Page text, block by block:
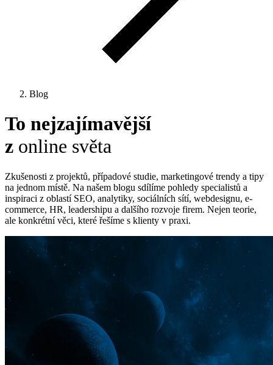
Blog
To nejzajímavější
z online světa
Zkušenosti z projektů, případové studie, marketingové trendy a tipy
na jednom místě. Na našem blogu sdílíme pohledy specialistů a
inspiraci z oblastí SEO, analytiky, sociálních sítí, webdesignu, e-
commerce, HR, leadershipu a dalšího rozvoje firem. Nejen teorie,
ale konkrétní věci, které řešíme s klienty v praxi.